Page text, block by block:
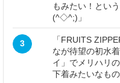
もみたい！とい
(^◇^;)」
3
「FRUITS
なが待望の初水
イ」でメリハリ
下着みたいなも